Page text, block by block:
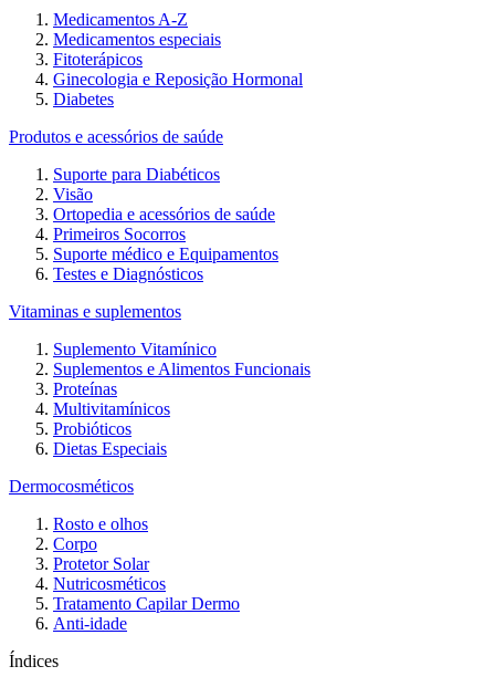
Medicamentos A-Z
Medicamentos especiais
Fitoterápicos
Ginecologia e Reposição Hormonal
Diabetes
Produtos e acessórios de saúde
Suporte para Diabéticos
Visão
Ortopedia e acessórios de saúde
Primeiros Socorros
Suporte médico e Equipamentos
Testes e Diagnósticos
Vitaminas e suplementos
Suplemento Vitamínico
Suplementos e Alimentos Funcionais
Proteínas
Multivitamínicos
Probióticos
Dietas Especiais
Dermocosméticos
Rosto e olhos
Corpo
Protetor Solar
Nutricosméticos
Tratamento Capilar Dermo
Anti-idade
Índices